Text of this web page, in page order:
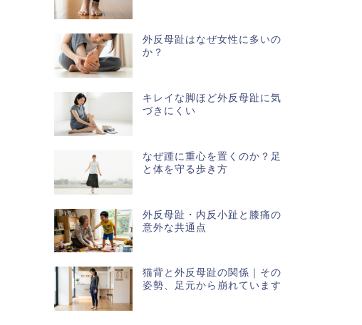
外反母趾はなぜ女性に多いの
か？
キレイな脚ほど外反母趾に気
づきにくい
なぜ踵に重心を置くのか？足
と体を守る歩き方
外反母趾・内反小趾と膝痛の
意外な共通点
猫背と外反母趾の関係｜その
姿勢、足元から崩れています